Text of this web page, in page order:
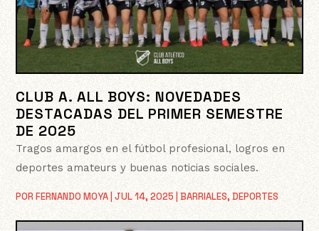
CLUB A. ALL BOYS: NOVEDADES
DESTACADAS DEL PRIMER SEMESTRE
DE 2025
PORFERNANDO MOYA |JUL 14, 2025 |BARRIALES,DEPORTES
Tragos amargos en el fútbol profesional, logros en
deportes amateurs y buenas noticias sociales.